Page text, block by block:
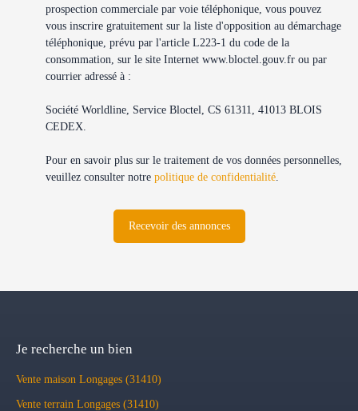
prospection commerciale par voie téléphonique, vous pouvez
vous inscrire gratuitement sur la liste d'opposition au démarchage
téléphonique, prévu par l'article L223-1 du code de la
consommation, sur le site Internet www.bloctel.gouv.fr ou par
courrier adressé à :
Société Worldline, Service Bloctel, CS 61311, 41013 BLOIS
CEDEX.
Pour en savoir plus sur le traitement de vos données personnelles,
veuillez consulter notre politique de confidentialité
Recevoir des annonces
Je recherche un bien
Vente maison Longages (31410)
Vente terrain Longages (31410)